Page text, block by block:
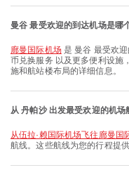
曼谷 最受欢迎的到达机场是哪
廊曼国际机场是 曼谷 最受欢迎
币兑换服务 以及更多便利设施
施和航站楼布局的详细信息。
从 丹帕沙 出发最受欢迎的机场
从伍拉·赖国际机场飞往廊曼
航线。这些航线为您的行程提供